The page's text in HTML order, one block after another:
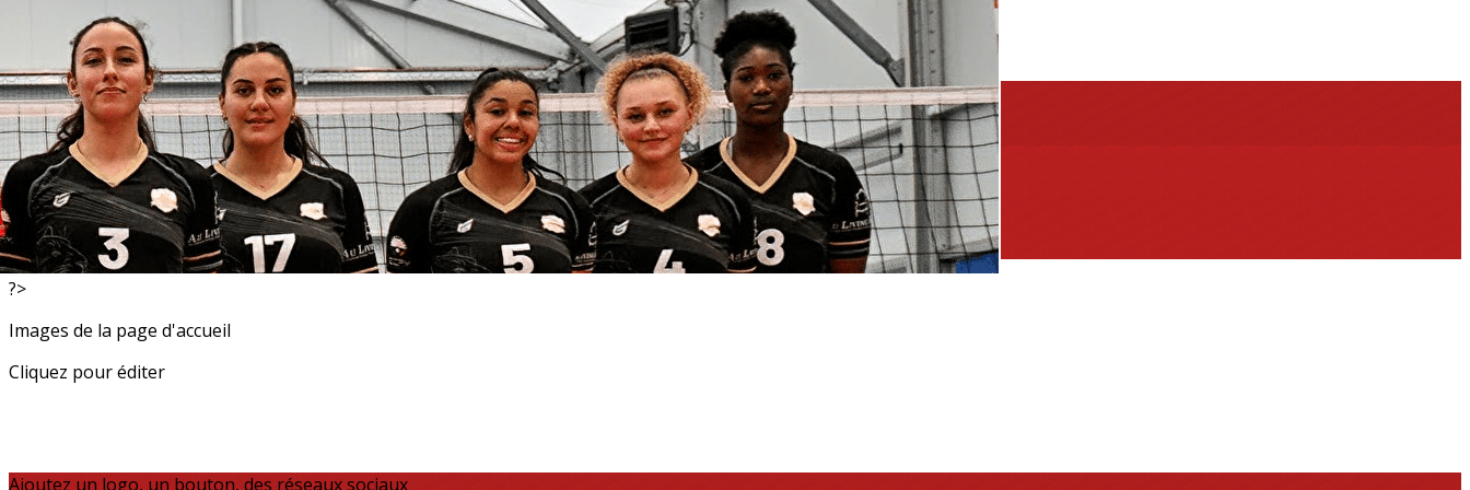
Exporter les lignes sélectionnées
Exporter toutes les colonnes
Exporter uniquement les colonnes affichées
Menu
<
Resultats
Actualités
?>
Images de la page d'accueil
Cliquez pour éditer
Ajoutez un logo, un bouton, des réseaux sociaux